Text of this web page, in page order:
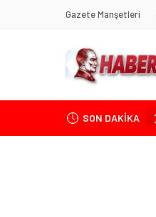
Gazete Manşetleri
SON DAKİKA